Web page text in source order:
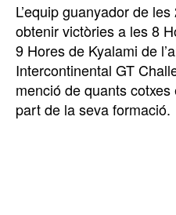
L’equip guanyador de
obtenir victòries a les 8
9 Hores de Kyalami de
Intercontinental GT
menció de quants
part de la seva formació.